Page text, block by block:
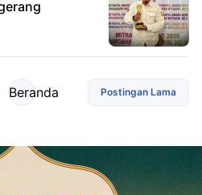
Postingan Lama
Beranda